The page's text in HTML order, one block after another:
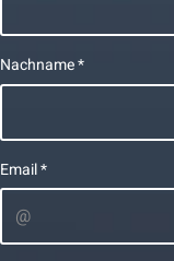
Nachname*
Email*